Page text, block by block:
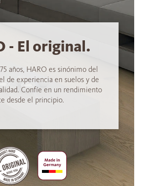
- El original.
años, HARO es sinónimo del
de experiencia en suelos y de
Confíe en un rendimiento
desde el principio.